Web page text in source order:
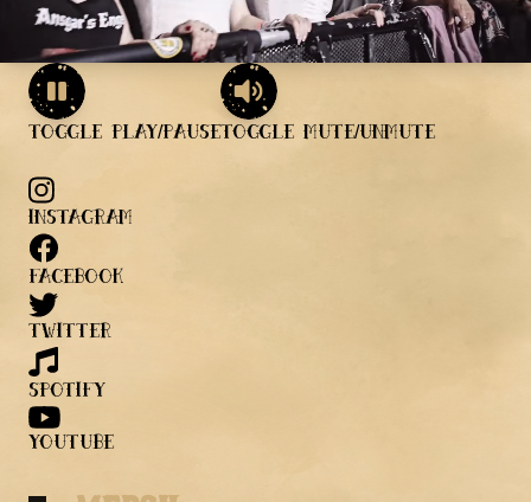
Toggle Play/PauseToggle Mute/Unmute
instagram
facebook
twitter
spotify
youtube